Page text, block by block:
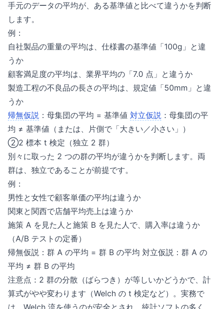
手元のデータの平均が、ある基準値と比べて違うかを判断
します。
例：
自社製品の重量の平均は、仕様書の基準値「100g」と違
うか
顧客満足度の平均は、業界平均の「7.0 点」と違うか
製造工程の不良品の長さの平均は、規定値「50mm」と違
うか
帰無仮説 ：母集団の平均 = 基準値 対立仮説 ：母集団の平
均 ≠ 基準値（または、片側で「大きい／小さい」）
②2 標本 t 検定（独立 2 群）
別々に取った 2 つの群の平均が違うかを判断します。両
群は、独立であることが前提です。
例：
男性と女性で顧客単価の平均は違うか
関東と関西で店舗平均売上は違うか
施策 A を見た人と施策 B を見た人で、購入率は違うか
（A/B テストの定番）
帰無仮説：群 A の平均 = 群 B の平均 対立仮説：群 A の
平均 ≠ 群 B の平均
注意点：2 群の分散（ばらつき）が等しいかどうかで、計
算式がやや変わります（Welch の t 検定など）。実務で
は、Welch 流を使うのが安全とされ、統計ソフトの多く